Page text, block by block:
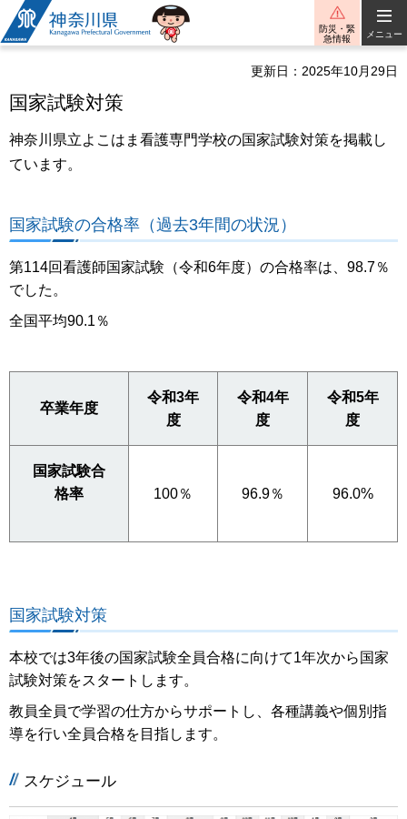
神奈川県
防災・緊
急情報
メニュー
更新日：2025年10月29日
国家試験対策
神奈川県立よこはま看護専門学校の国家試験対策を掲載し
ています。
国家試験の合格率（過去3年間の状況）
第114回看護師国家試験（令和6年度）の合格率は、98.7％
でした。
全国平均90.1％
卒業年度
令和3年
度
令和4年
度
令和5年
度
国家試験合
格率
100％ 96.9％ 96.0%
国家試験対策
本校では3年後の国家試験全員合格に向けて1年次から国家
試験対策をスタートします。
教員全員で学習の仕方からサポートし、各種講義や個別指
導を行い全員合格を目指します。
スケジュール